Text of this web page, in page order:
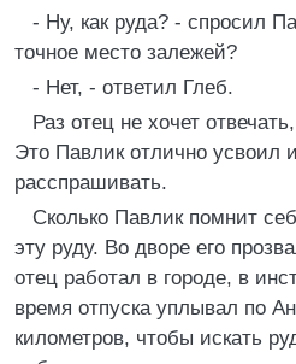
- Ну, как руда? - спросил
точное место залежей?
- Нет, - ответил Глеб.
Раз отец не хочет
Это Павлик отлично усвоил
расспрашивать.
Сколько Павлик помнит
эту руду. Во дворе его
отец работал в городе, в
время отпуска уплывал по
километров, чтобы искать